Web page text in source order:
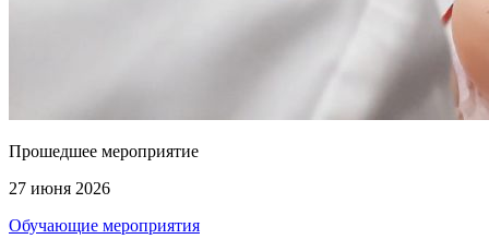
Прошедшее мероприятие
27 июня 2026
Обучающие мероприятия